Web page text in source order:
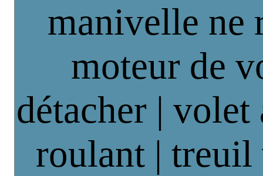
manivelle ne
moteur de
détacher | volet
roulant |